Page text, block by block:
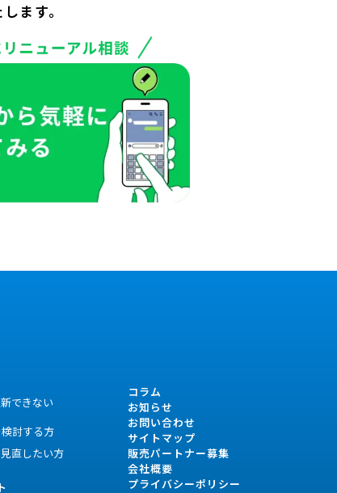
ます。
できない
討する方
直したい方
コラム
お知らせ
お問い合わせ
サイトマップ
販売パートナー募集
会社概要
プライバシーポリシー